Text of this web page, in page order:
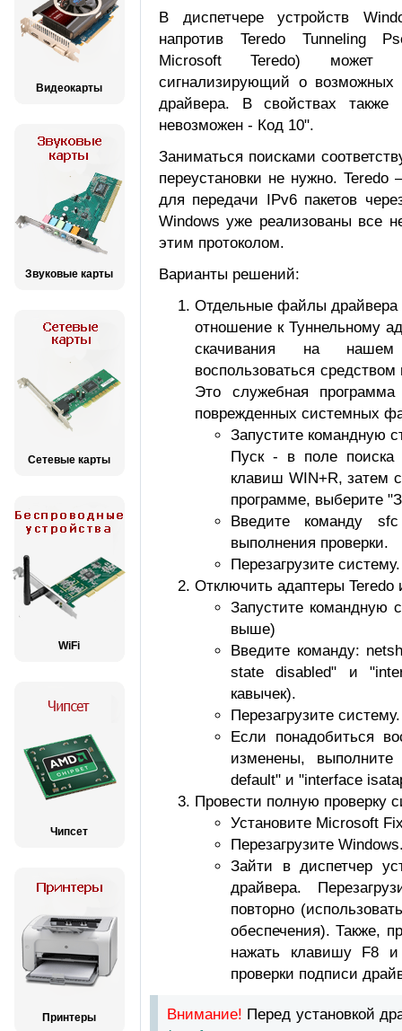
Видеокарты
Звуковые карты
Сетевые карты
WiFi
Чипсет
Принтеры
В диспетчере устройств
напротив Teredo Tunneling
Microsoft Teredo) может
сигнализирующий о возможных
драйвера. В свойствах также
невозможен - Код 10".
Заниматься поисками
переустановки не нужно.
для передачи IPv6 пакетов
Windows уже реализованы все
этим протоколом.
Варианты решений:
Отдельные файлы драйвера
отношение к Туннельному
скачивания на нашем
воспользоваться
Это служебная
поврежденных системных
Запустите командную
Пуск - в поле поиска
клавиш WIN+R, затем
программе, выберите
Введите команду
выполнения проверки.
Перезагрузите систему.
Отключить адаптеры Teredo
Запустите командную
выше)
Введите команду:
state disabled" и
кавычек).
Перезагрузите систему.
Если понадобиться
изменены,
default" и "interface
Провести полную проверку
Установите Microsoft
Перезагрузите
Зайти в диспетчер
драйвера.
повторно
обеспечения). Также,
нажать клавишу F8 и
проверки подписи
Внимание! Перед установкой